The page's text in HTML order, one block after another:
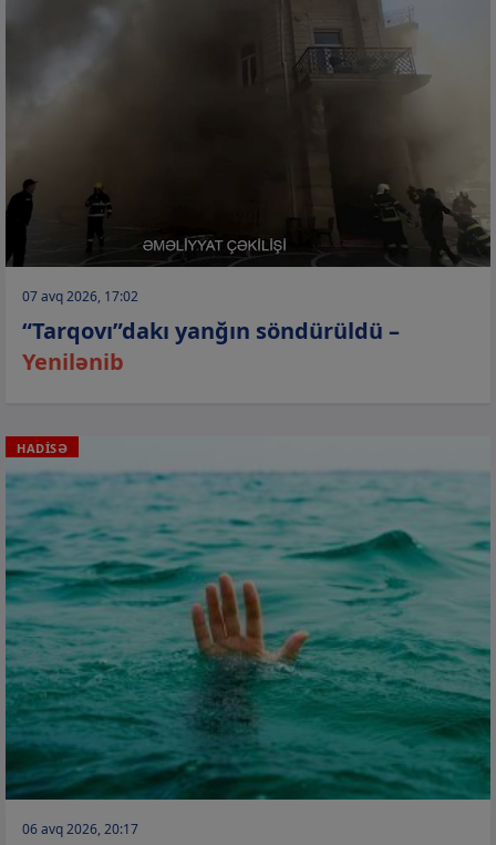
07 avq 2026, 17:02
“Tarqovı”dakı yanğın söndürüldü –
Yenilənib
HADİSƏ
06 avq 2026, 20:17